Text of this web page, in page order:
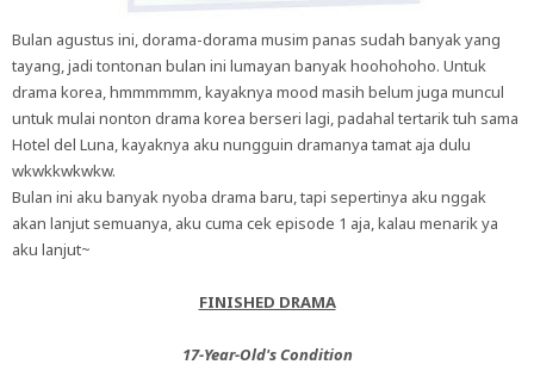
Bulan agustus ini, dorama-dorama musim panas sudah banyak yang
tayang, jadi tontonan bulan ini lumayan banyak hoohohoho. Untuk
drama korea, hmmmmmm, kayaknya mood masih belum juga muncul
untuk mulai nonton drama korea berseri lagi, padahal tertarik tuh sama
Hotel del Luna, kayaknya aku nungguin dramanya tamat aja dulu
wkwkkwkwkw.
Bulan ini aku banyak nyoba drama baru, tapi sepertinya aku nggak
akan lanjut semuanya, aku cuma cek episode 1 aja, kalau menarik ya
aku lanjut~
FINISHED DRAMA
17-Year-Old's Condition